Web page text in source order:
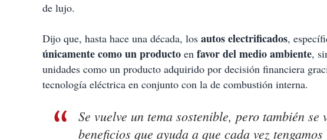
de lujo.
Dijo que, hasta hace una década, los autos electrificados,
únicamente como un producto en favor del medio ambiente,
unidades como un producto adquirido por decisión financiera
tecnología eléctrica en conjunto con la de combustión interna.
Se vuelve un tema sostenible, pero también
beneficios que ayuda a que cada vez